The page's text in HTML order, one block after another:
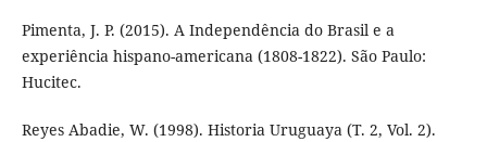
Pimenta, J. P. (2015). A Independência do Brasil e a
experiência hispano-americana (1808-1822). São Paulo:
Hucitec.
Reyes Abadie, W. (1998). Historia Uruguaya (T. 2, Vol. 2).